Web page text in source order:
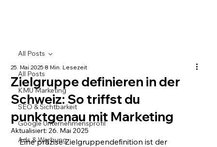
All Posts
KMU Marketing
SEO & Sichtbarkeit
Google Unternehmensprofil
Ads & Werbung
All Posts
Zielgruppe definieren in der
Schweiz: So triffst du
punktgenau mit Marketing
25. Mai 20258 Min. Lesezeit
Aktualisiert:26. Mai 2025
Eine präzise Zielgruppendefinition ist der